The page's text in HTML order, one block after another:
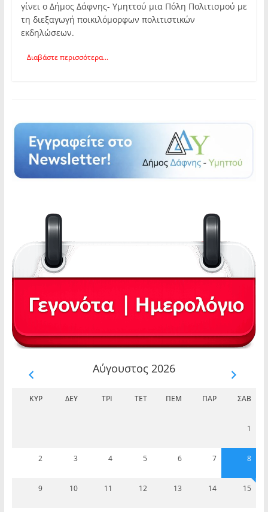
γίνει ο Δήμος Δάφνης- Υμηττού μια Πόλη Πολιτισμού με
τη διεξαγωγή ποικιλόμορφων πολιτιστικών
εκδηλώσεων.
Διαβάστε περισσότερα...
Αύγουστος 2026
ΚΥΡ ΔΕΥ ΤΡΊ ΤΕΤ ΠΈΜ ΠΑΡ ΣΆΒ
1
2 3 4 5 6 7 8
9 10 11 12 13 14 15